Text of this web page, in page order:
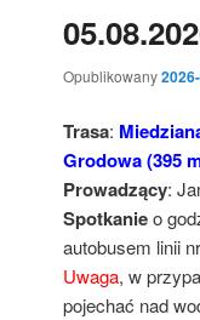
Opublikowany
Trasa:
Grodowa (395
Prowadzący:
Spotkanieo
autobusem linii
Uwaga, w
pojechać nad